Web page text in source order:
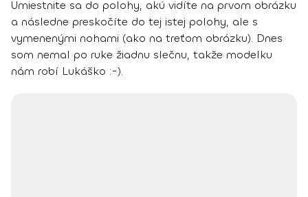
Umiestnite sa do polohy, akú vidíte na prvom obrázku
a následne preskočíte do tej istej polohy, ale s
vymenenými nohami (ako na treťom obrázku). Dnes
som nemal po ruke žiadnu slečnu, takže modelku
nám robí Lukáško :-).